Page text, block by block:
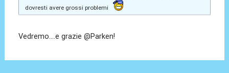
dovresti avere grossi problemi
Vedremo....e grazie @Parken!